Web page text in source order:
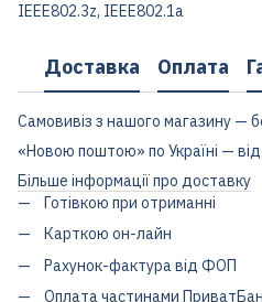
IEEE802.3z, IEEE802.1a
Доставка Оплата
Самовивіз з нашого магазину —
«Новою поштою» по Україні — від
Більше інформації про доставку
Готівкою при отриманні
Карткою он-лайн
Рахунок-фактура від ФОП
Оплата частинами